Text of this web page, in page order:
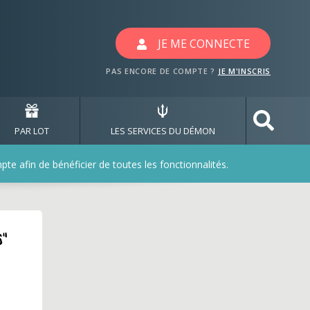
JE ME CONNECTE
PAS ENCORE DE COMPTE ? JE M'INSCRIS
PAR LOT LES SERVICES DU DÉMON
afin de bénéficier de toutes les fonctionnalités.